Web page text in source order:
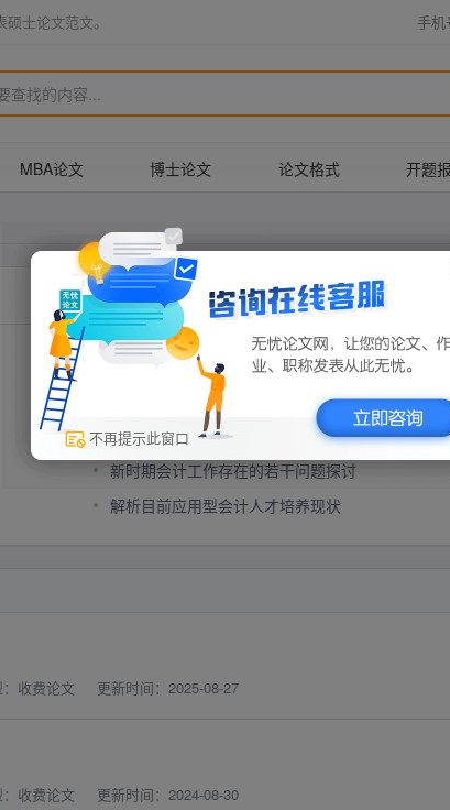
士论文范文。 手机
MBA论文 博士论文 论文格式 开题
文章通过对我国会计要素定义两次修订情况的回顾
研究规范化会计电算化实践教学的内容
传统的会计模式的弊端和改革
新时期会计工作存在的若干问题探讨
解析目前应用型会计人才培养现状
收费论文 更新时间：2025-08-27
收费论文 更新时间：2024-08-30
不再提示此窗口